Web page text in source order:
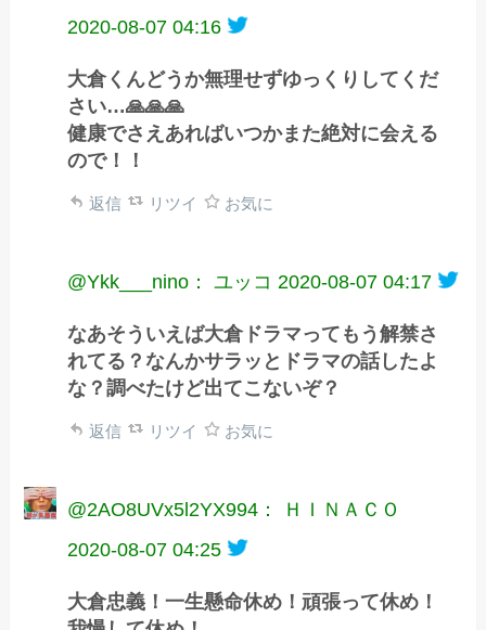
2020-08-07 04:16
大倉くんどうか無理せずゆっくりしてくだ
さい…🙏🙏🙏
健康でさえあればいつかまた絶対に会える
ので！！
返信 リツイ お気に
@Ykk___nino： ユッコ 2020-08-07 04:17
なあそういえば大倉ドラマってもう解禁さ
れてる？なんかサラッとドラマの話したよ
な？調べたけど出てこないぞ？
返信 リツイ お気に
@2AO8UVx5l2YX994： ＨＩＮＡＣＯ
2020-08-07 04:25
大倉忠義！一生懸命休め！頑張って休め！